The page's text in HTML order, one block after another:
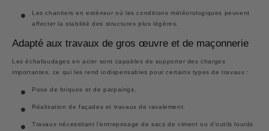
Les chantiers en extérieur où les conditions météorologiques peuvent
affecter la stabilité des structures plus légères.
Adapté aux travaux de gros œuvre et de maçonnerie
Les échafaudages en acier sont capables de supporter des charges
importantes, ce qui les rend indispensables pour certains types de travaux :
Pose de briques et de parpaings.
Réalisation de façades et travaux de ravalement.
Travaux nécessitant l’entreposage de sacs de ciment ou d’outils lourds